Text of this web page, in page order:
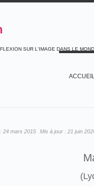
SUR L'IMAGE DANS LE
24 mars 2015 Mis à jour : 21 juin